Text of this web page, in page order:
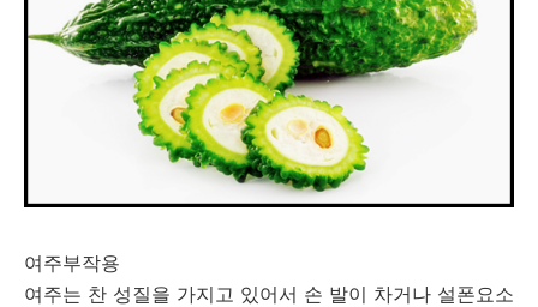
여주부작용
여주는 찬 성질을 가지고 있어서 손 발이 차거나 설폰요소